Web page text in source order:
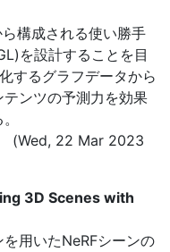
構成される使い勝手
を設計することを目
するグラフデータから
ンツの予測力を効果
(Wed, 22 Mar 2023
3D Scenes with
用いたNeRFシーンの